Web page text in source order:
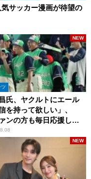
サッカー漫画が待望の
ツ
氏、ヤクルトにエール
を持って欲しい」、
ァンの方も毎日応援して
います」
NEW
NEW